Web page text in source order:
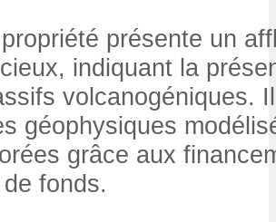
présente un
indiquant la
volcanogéniques.
géophysiques
grâce aux
fonds.